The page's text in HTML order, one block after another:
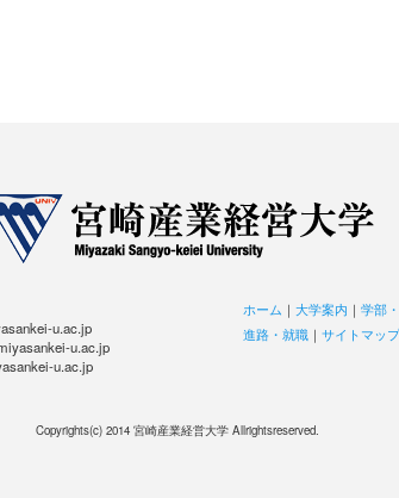
u.ac.jp
u.ac.jp
u.ac.jp
ホーム ｜ 大学案内 ｜ 学部
進路・就職 ｜ サイトマップ
Copyrights(c) 2014 宮崎産業経営大学 Allrightsreserved.